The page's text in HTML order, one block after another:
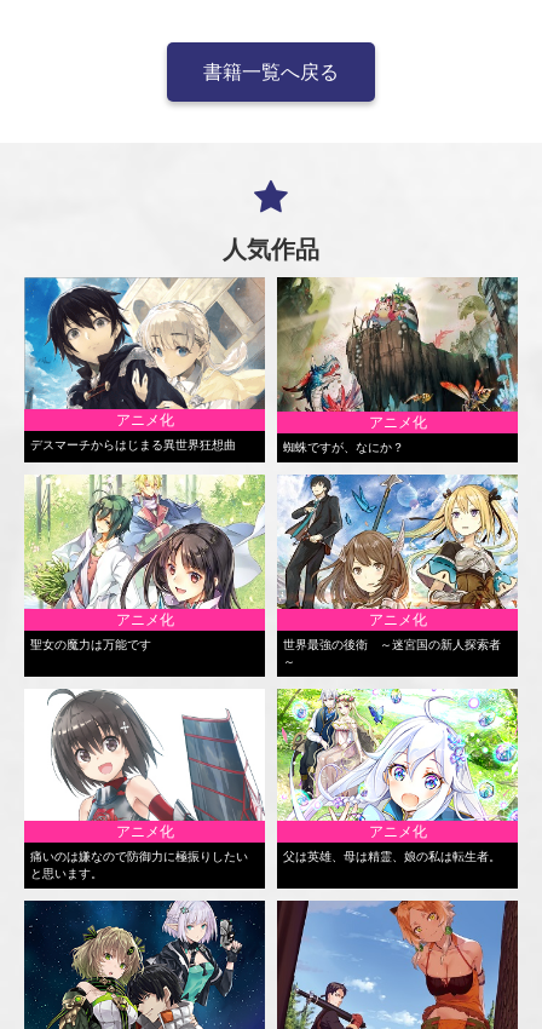
書籍一覧へ戻る
人気作品
アニメ化
デスマーチからはじまる異世界狂想曲
アニメ化
蜘蛛ですが、なにか？
アニメ化
聖女の魔力は万能です
アニメ化
世界最強の後衛 ～迷宮国の新人探索者
～
アニメ化
痛いのは嫌なので防御力に極振りしたい
と思います。
アニメ化
父は英雄、母は精霊、娘の私は転生者。